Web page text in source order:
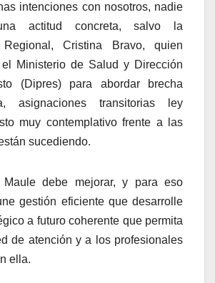
intenciones con nosotros, nadie
actitud concreta, salvo la
Regional, Cristina Bravo, quien
Ministerio de Salud y Dirección
(Dipres) para abordar brecha
asignaciones transitorias ley
muy contemplativo frente a las
sucediendo.
debe mejorar, y para eso
gestión eficiente que desarrolle
a futuro coherente que permita
de atención y a los profesionales
ella.